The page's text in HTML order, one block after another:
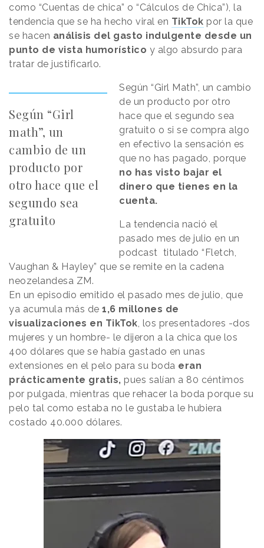
como “Cuentas de chica” o “Cálculos de Chica”), la
tendencia que se ha hecho viral en TikTok por la que
se hacen análisis del gasto indulgente desde un
punto de vista humorístico y algo absurdo para
tratar de justificarlo.
Según “Girl
math”, un
cambio de un
producto por
otro hace que el
segundo sea
gratuito
Según “Girl Math”, un cambio
de un producto por otro
hace que el segundo sea
gratuito o si se compra algo
en efectivo la sensación es
que no has pagado, porque
no has visto bajar el
dinero que tienes en la
cuenta.
La tendencia nació el
pasado mes de julio en un
podcast titulado “Fletch,
Vaughan & Hayley” que se remite en la cadena
neozelandesa ZM.
En un episodio emitido el pasado mes de julio, que
ya acumula más de 1,6 millones de
visualizaciones en TikTok, los presentadores -dos
mujeres y un hombre- le dijeron a la chica que los
400 dólares que se había gastado en unas
extensiones en el pelo para su boda eran
prácticamente gratis, pues salían a 80 céntimos
por pulgada, mientras que rehacer la boda porque su
pelo tal como estaba no le gustaba le hubiera
costado 40.000 dólares.